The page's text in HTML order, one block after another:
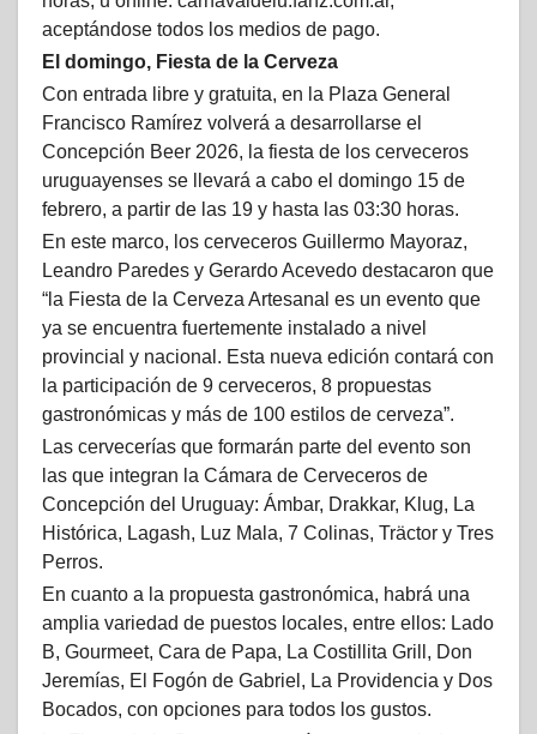
aceptándose todos los medios de pago.
El domingo, Fiesta de la Cerveza
Con entrada libre y gratuita, en la Plaza General
Francisco Ramírez volverá a desarrollarse el
Concepción Beer 2026, la fiesta de los cerveceros
uruguayenses se llevará a cabo el domingo 15 de
febrero, a partir de las 19 y hasta las 03:30 horas.
En este marco, los cerveceros Guillermo Mayoraz,
Leandro Paredes y Gerardo Acevedo destacaron que
“la Fiesta de la Cerveza Artesanal es un evento que
ya se encuentra fuertemente instalado a nivel
provincial y nacional. Esta nueva edición contará con
la participación de 9 cerveceros, 8 propuestas
gastronómicas y más de 100 estilos de cerveza”.
Las cervecerías que formarán parte del evento son
las que integran la Cámara de Cerveceros de
Concepción del Uruguay: Ámbar, Drakkar, Klug, La
Histórica, Lagash, Luz Mala, 7 Colinas, Träctor y Tres
Perros.
En cuanto a la propuesta gastronómica, habrá una
amplia variedad de puestos locales, entre ellos: Lado
B, Gourmeet, Cara de Papa, La Costillita Grill, Don
Jeremías, El Fogón de Gabriel, La Providencia y Dos
Bocados, con opciones para todos los gustos.